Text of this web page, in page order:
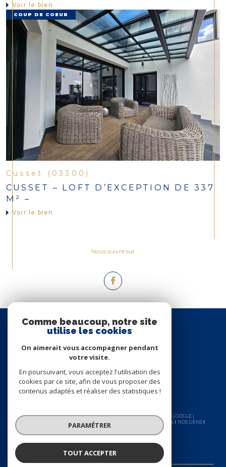
Voir le bien
COUP DE COEUR
Cusset (03300)
CUSSET – LOFT D’EXCEPTION DE 337
M² –
Voir le bien
Nous suivre sur
Espace
PROPRIÉTAIRE
Se connecter
© 2026 | TOUS DROITS RÉSERVÉS | TRADUCTION POWERED BY GOOGLE |
PLAN DU SITE ADMIN
NOS LIENS
POLITIQUE RGPD
Comme beaucoup, notre site
utilise les cookies
On aimerait vous accompagner pendant
votre visite.
En poursuivant, vous acceptez l'utilisation des
cookies par ce site, afin de vous proposer des
contenus adaptés et réaliser des statistiques !
PARAMÉTRER
TOUT ACCEPTER